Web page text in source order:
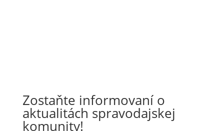
Zostaňte informovaní o
aktualitách spravodajskej
komunity!